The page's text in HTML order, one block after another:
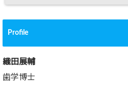
Profile
織田展輔
歯学博士